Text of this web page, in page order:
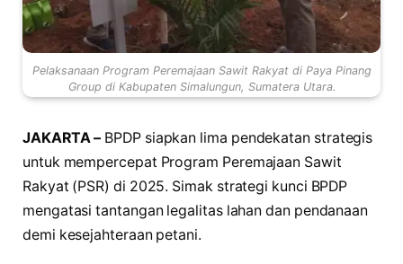
Pelaksanaan Program Peremajaan Sawit Rakyat di Paya Pinang
Group di Kabupaten Simalungun, Sumatera Utara.
JAKARTA – BPDP siapkan lima pendekatan strategis
untuk mempercepat Program Peremajaan Sawit
Rakyat (PSR) di 2025. Simak strategi kunci BPDP
mengatasi tantangan legalitas lahan dan pendanaan
demi kesejahteraan petani.